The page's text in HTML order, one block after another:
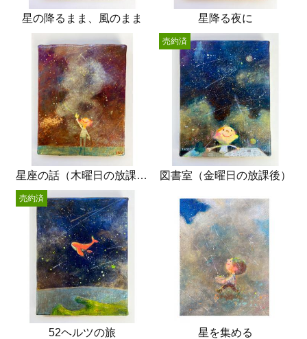
星の降るまま、風のまま 星降る夜に
星座の話（木曜日の放課後） 図書室（金曜日の放課後）
売約済
52ヘルツの旅
売約済
星を集める